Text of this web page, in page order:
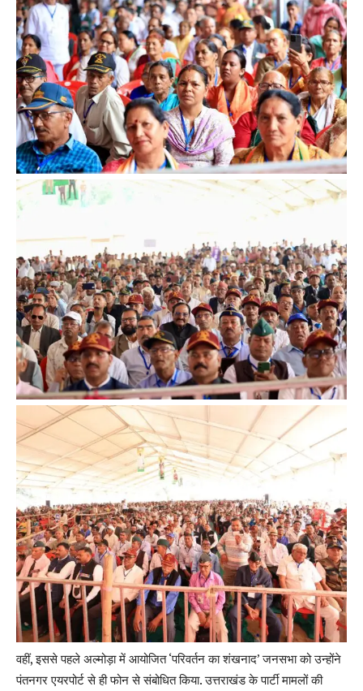
वहीं, इससे पहले अल्मोड़ा में आयोजित ‘परिवर्तन का शंखनाद’ जनसभा को उन्होंने
पंतनगर एयरपोर्ट से ही फोन से संबोधित किया. उत्तराखंड के पार्टी मामलों की